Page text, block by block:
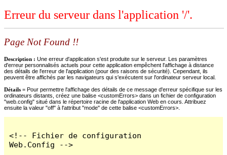
Erreur du serveur dans l'application '/'.
Page Not Found !!
Description : Une erreur d'application s'est produite sur le serveur. Les paramètres
d'erreur personnalisés actuels pour cette application empêchent l'affichage à distance
des détails de l'erreur de l'application (pour des raisons de sécurité). Cependant, ils
peuvent être affichés par les navigateurs qui s'exécutent sur l'ordinateur serveur local.
Détails = Pour permettre l'affichage des détails de ce message d'erreur spécifique sur les
ordinateurs distants, créez une balise <customErrors> dans un fichier de configuration
"web.config" situé dans le répertoire racine de l'application Web en cours. Attribuez
ensuite la valeur "off" à l'attribut "mode" de cette balise <customErrors>.
<!-- Fichier de configuration
Web.Config -->